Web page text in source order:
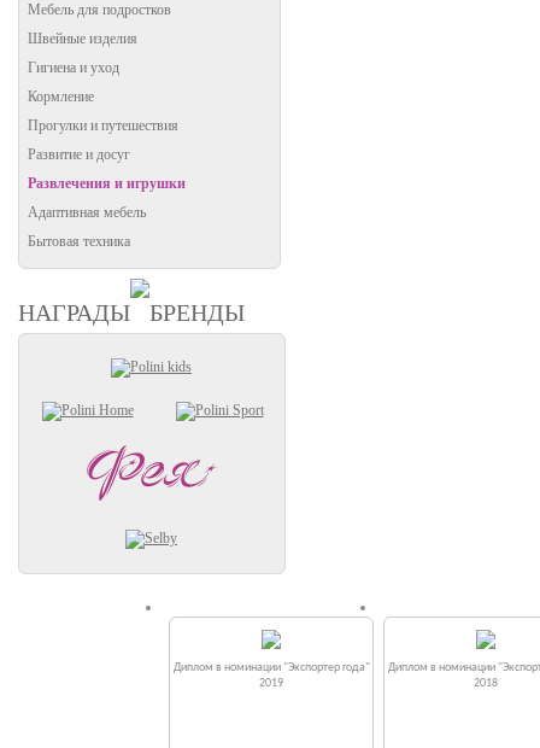
Мебель для подростков
Швейные изделия
Гигиена и уход
Кормление
Прогулки и путешествия
Развитие и досуг
Развлечения и игрушки
Адаптивная мебель
Бытовая техника
НАГРАДЫ БРЕНДЫ
Диплом в номинации "Экспортер года"
2019
Диплом в номинации
2018